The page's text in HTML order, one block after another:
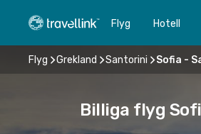
Flyg Hotell
Flyg Grekland Santorini Sofia -
Billiga flyg